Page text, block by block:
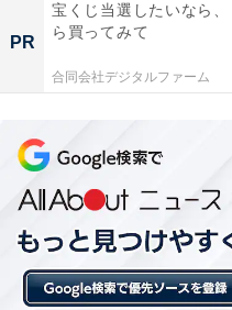
PR
宝くじ当選したいなら
ら買ってみて
合同会社デジタルファーム